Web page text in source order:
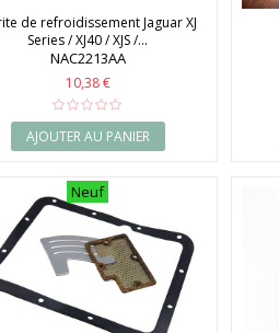
de refroidissement Jaguar XJ
Series / XJ40 / XJS /...
NAC2213AA
10,38 €
AJOUTER AU PANIER
Neuf